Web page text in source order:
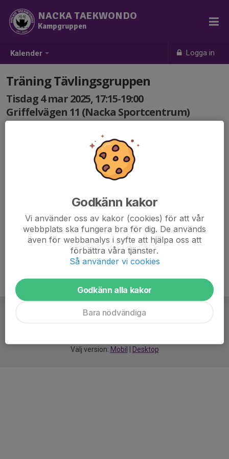
Kalender Logga in
NACKA TAEKWONDO
Kampgruppen
Träning Tävlingsgruppen
Tisdag 4 mar 2025, 17:15-19:00
Griffelvägen 11 (Nacka Sportcentrum)
Välj version: Mobil Desktop
Godkänn kakor
Vi använder oss av kakor (cookies) för att vår
webbplats ska fungera bra för dig. De används
även för webbanalys i syfte att hjälpa oss att
förbättra våra tjänster.
Så använder vi cookies
Godkänn alla kakor
Bara nödvändiga